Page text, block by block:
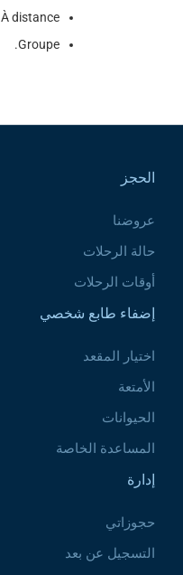
À distance.
Groupe.
الحجز
عروضنا
حالة الرحلات
أوقات الرحلات
إضفاء طابع شخصي
اختيار المقعد
الأمتعة
الحيوانات
المساعدة الخاصة
إدارة
حجوزاتي
التسجيل عن بعد